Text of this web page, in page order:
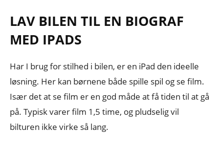
LAV BILEN TIL EN BIOGRAF
MED IPADS
Har I brug for stilhed i bilen, er en iPad den ideelle
løsning. Her kan børnene både spille spil og se film.
Især det at se film er en god måde at få tiden til at gå
på. Typisk varer film 1,5 time, og pludselig vil
bilturen ikke virke så lang.